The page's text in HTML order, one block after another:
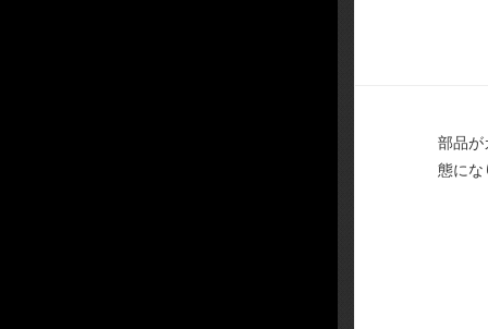
部品が
態にな